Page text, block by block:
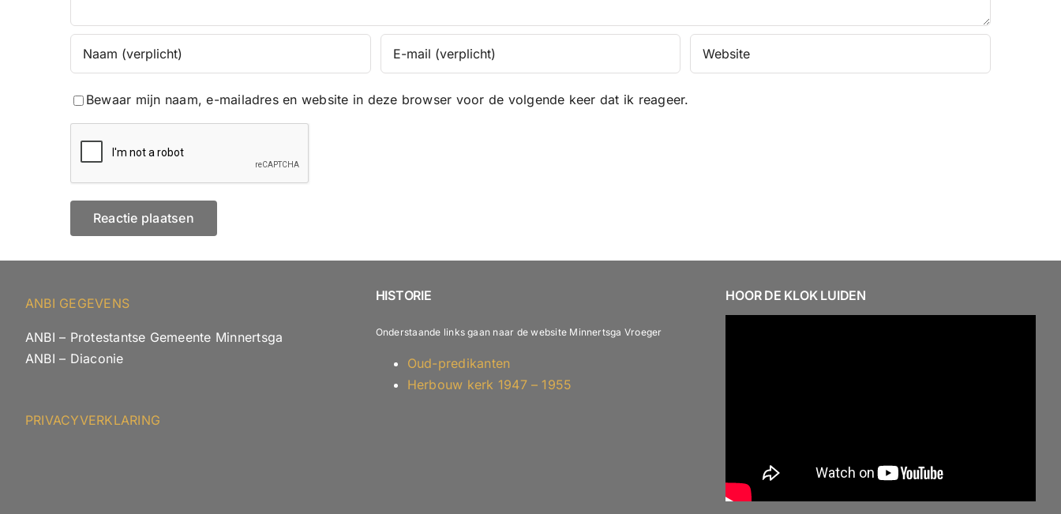
Bewaar mijn naam, e-mailadres en website in deze browser voor de volgende keer dat ik reageer.
ANBI GEGEVENS
ANBI – Protestantse Gemeente Minnertsga
ANBI – Diaconie
PRIVACYVERKLARING
HISTORIE
Onderstaande links gaan naar de website Minnertsga Vroeger
Oud-predikanten
Herbouw kerk 1947 – 1955
HOOR DE KLOK LUIDEN